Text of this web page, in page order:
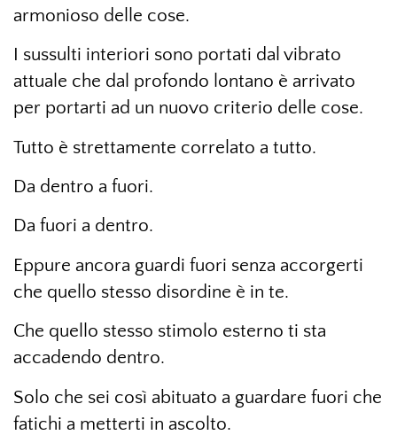
armonioso delle cose.
I sussulti interiori sono portati dal vibrato
attuale che dal profondo lontano è arrivato
per portarti ad un nuovo criterio delle cose.
Tutto è strettamente correlato a tutto.
Da dentro a fuori.
Da fuori a dentro.
Eppure ancora guardi fuori senza accorgerti
che quello stesso disordine è in te.
Che quello stesso stimolo esterno ti sta
accadendo dentro.
Solo che sei così abituato a guardare fuori che
fatichi a metterti in ascolto.